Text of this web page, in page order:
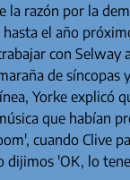
la razón por la
el año
con Selway
de síncopas
Yorke explicó
que habían
cuando Clive
'OK, lo